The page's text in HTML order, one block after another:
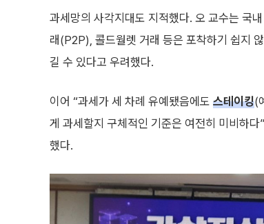
과세망의 사각지대도 지적했다. 오 교수는 국
래(P2P), 콜드월렛 거래 등은 포착하기 쉽지
길 수 있다고 우려했다.
이어 “과세가 세 차례 유예됐음에도 스테이킹(
게 과세할지 구체적인 기준은 여전히 미비하
했다.